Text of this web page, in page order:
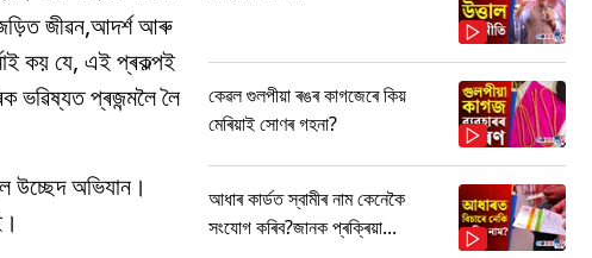
জড়িত জীৱন,আদৰ্শ আৰু
কয় যে, এই প্ৰকল্পই
ভৱিষ্যত প্ৰজন্মলৈ লৈ
উচ্ছেদ অভিযান।
কেৱল গুলপীয়া ৰঙৰ কাগজেৰে কিয়
মেৰিয়াই সোণৰ গহনা?
আধাৰ কাৰ্ডত স্বামীৰ নাম কেনেকৈ
সংযোগ কৰিব?জানক প্ৰক্ৰিয়া...